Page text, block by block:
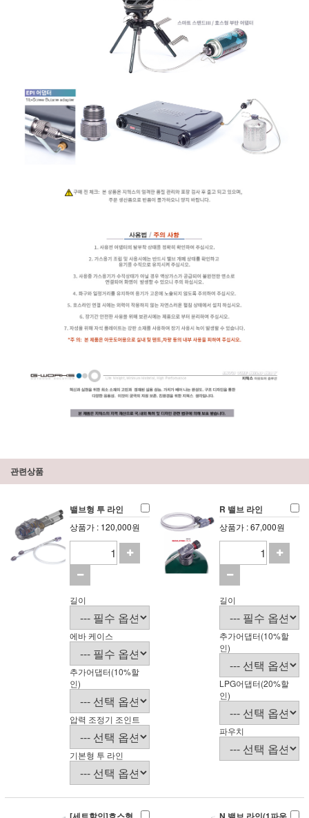
관련상품
밸브형 투 라인
상품가 : 120,000원
길이
에바 케이스
추가어댑터(10%할
인)
압력 조정기 조인트
기본형 투 라인
R 밸브 라인
상품가 : 67,000원
길이
추가어댑터(10%할
인)
LPG어댑터(20%할
인)
파우치